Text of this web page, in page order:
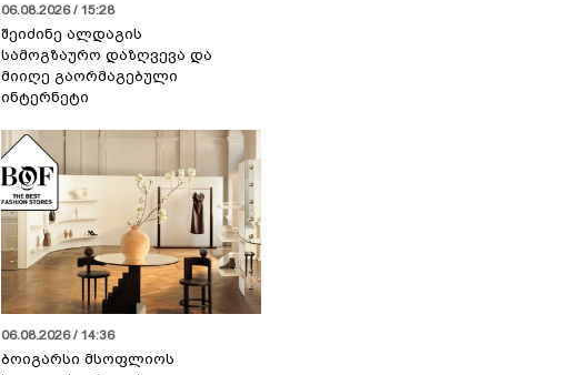
06.08.2026 / 15:28
შეიძინე ალდაგის
სამოგზაურო დაზღვევა და
მიიღე გაორმაგებული
ინტერნეტი
06.08.2026 / 14:36
ბოიგარსი მსოფლიოს